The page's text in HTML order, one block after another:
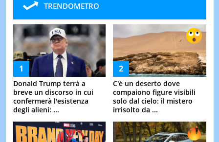
TRENDOMETRO
Donald Trump terrà a
breve un discorso in cui
confermerà l'esistenza
degli alieni: ...
C'è un deserto dove
compaiono figure visibili
solo dal cielo: il mistero
irrisolto da ...